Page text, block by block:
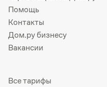
Помощь
Контакты
Дом.ру бизнесу
Вакансии
Все тарифы